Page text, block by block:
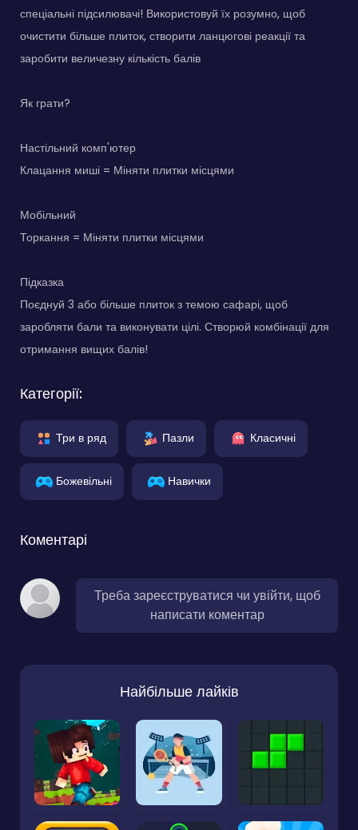
спеціальні підсилювачі! Використовуй їх розумно, щоб
очистити більше плиток, створити ланцюгові реакції та
заробити величезну кількість балів
Як грати?
Настільний комп'ютер
Клацання миші = Міняти плитки місцями
Мобільний
Торкання = Міняти плитки місцями
Підказка
Поєднуй 3 або більше плиток з темою сафарі, щоб
заробляти бали та виконувати цілі. Створюй комбінації для
отримання вищих балів!
Категорії:
Три в ряд Пазли Класичні
Божевільні Навички
Коментарі
Треба зареєструватися чи увійти, щоб
написати коментар
Найбільше лайків